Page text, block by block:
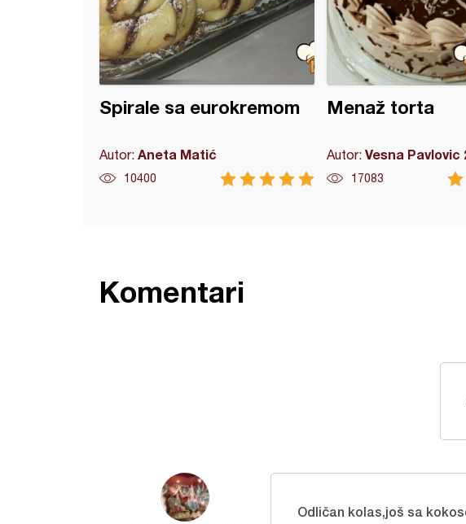
Spirale sa eurokremom
Autor: Aneta Matić
10400
Menaž torta
Autor: Vesna Pavlovic
17083
Komentari
Odličan kolas,još sa